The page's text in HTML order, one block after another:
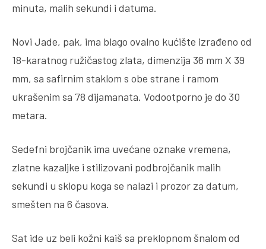
minuta, malih sekundi i datuma.
Novi Jade, pak, ima blago ovalno kućište izrađeno od
18-karatnog ružičastog zlata, dimenzija 36 mm X 39
mm, sa safirnim staklom s obe strane i ramom
ukrašenim sa 78 dijamanata. Vodootporno je do 30
metara.
Sedefni brojčanik ima uvećane oznake vremena,
zlatne kazaljke i stilizovani podbrojčanik malih
sekundi u sklopu koga se nalazi i prozor za datum,
smešten na 6 časova.
Sat ide uz beli kožni kaiš sa preklopnom šnalom od